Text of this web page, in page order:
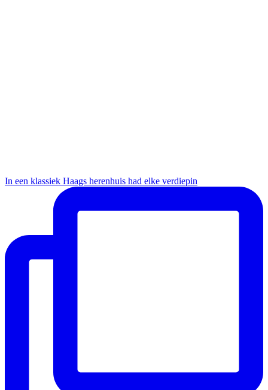
In een klassiek Haags herenhuis had elke verdiepin